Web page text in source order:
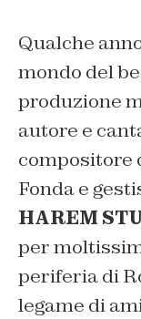
Qualche
mondo del
produzione
autore e
compositore
Fonda e
HAREM
per
periferia di
legame di